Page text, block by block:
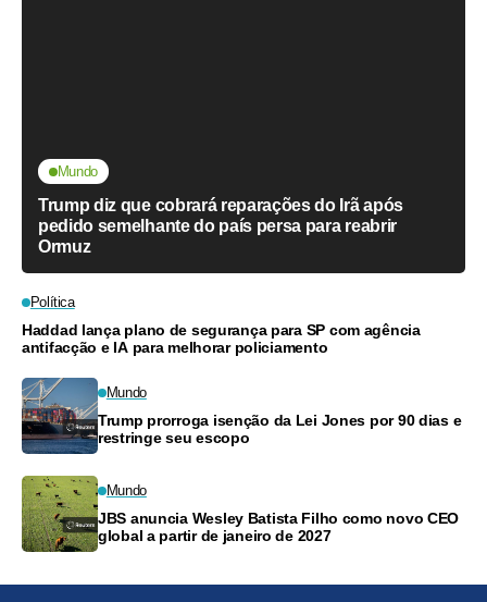
Mundo
Trump diz que cobrará reparações do Irã após
pedido semelhante do país persa para reabrir
Ormuz
Política
Haddad lança plano de segurança para SP com agência
antifacção e IA para melhorar policiamento
Mundo
Trump prorroga isenção da Lei Jones por 90 dias e
restringe seu escopo
Mundo
JBS anuncia Wesley Batista Filho como novo CEO
global a partir de janeiro de 2027